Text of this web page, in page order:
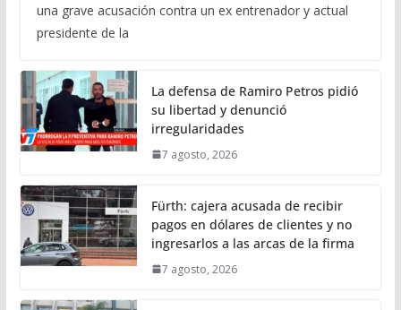
una grave acusación contra un ex entrenador y actual
presidente de la
La defensa de Ramiro Petros pidió
su libertad y denunció
irregularidades
7 agosto, 2026
Fürth: cajera acusada de recibir
pagos en dólares de clientes y no
ingresarlos a las arcas de la firma
7 agosto, 2026